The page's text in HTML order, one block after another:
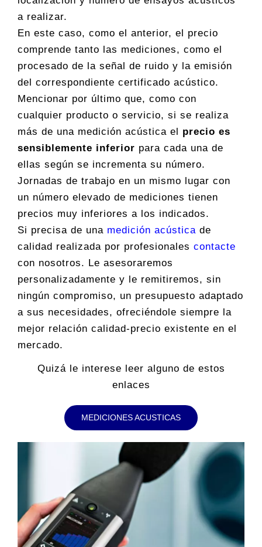
a realizar.
En este caso, como el anterior, el precio
comprende tanto las mediciones, como el
procesado de la señal de ruido y la emisión
del correspondiente certificado acústico.
Mencionar por último que, como con
cualquier producto o servicio, si se realiza
más de una medición acústica el precio es
sensiblemente inferior para cada una de
ellas según se incrementa su número.
Jornadas de trabajo en un mismo lugar con
un número elevado de mediciones tienen
precios muy inferiores a los indicados.
Si precisa de una medición acústicade
calidad realizada por profesionales contacte
con nosotros. Le asesoraremos
personalizadamente y le remitiremos, sin
ningún compromiso, un presupuesto adaptado
a sus necesidades, ofreciéndole siempre la
mejor relación calidad-precio existente en el
mercado.
Quizá le interese leer alguno de estos
enlaces
MEDICIONES ACUSTICAS